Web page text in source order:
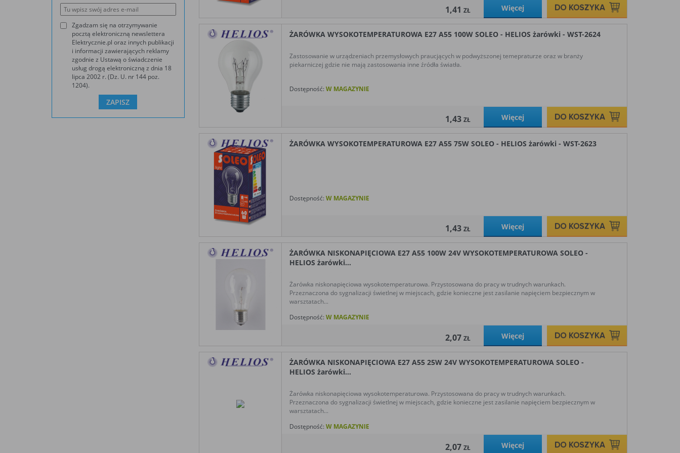
Zgadzam się na otrzymywanie
pocztą elektroniczną newslettera
Elektrycznie.pl oraz innych publikacji
i informacji zawierających reklamy
zgodnie z Ustawą o świadczenie
usług drogą elektroniczną z dnia 18
lipca 2002 r. (Dz. U. nr 144 poz.
1204).
1,41ZŁ Więcej
ŻARÓWKA WYSOKOTEMPERATUROWA E27 A55 100W SOLEO - HELIOS żarówki - WST-2624
Zastosowanie w urządzeniach przemysłowych praucjących w podwyższonej temepraturze oraz w branży
piekarniczej gdzie nie mają zastosowania inne źródła światła.
Dostępność:W MAGAZYNIE
1,43ZŁ Więcej
ŻARÓWKA WYSOKOTEMPERATUROWA E27 A55 75W SOLEO - HELIOS żarówki - WST-2623
Dostępność:W MAGAZYNIE
1,43ZŁ Więcej
ŻARÓWKA NISKONAPIĘCIOWA E27 A55 100W 24V WYSOKOTEMPERATUROWA SOLEO -
HELIOS żarówki...
Żarówka niskonapięciowa wysokotemperaturowa. Przystosowana do pracy w trudnych warunkach.
Przeznaczona do sygnalizacji świetlnej w miejscach, gdzie konieczne jest zasilanie napięciem bezpiecznym w
warsztatach...
Dostępność:W MAGAZYNIE
2,07ZŁ Więcej
ŻARÓWKA NISKONAPIĘCIOWA E27 A55 25W 24V WYSOKOTEMPERATUROWA SOLEO -
HELIOS żarówki...
Żarówka niskonapięciowa wysokotemperaturowa. Przystosowana do pracy w trudnych warunkach.
Przeznaczona do sygnalizacji świetlnej w miejscach, gdzie konieczne jest zasilanie napięciem bezpiecznym w
warsztatach...
Dostępność:W MAGAZYNIE
2,07ZŁ Więcej